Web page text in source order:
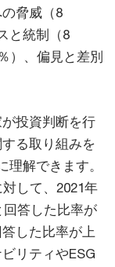
脅威（8
と統制（8
）、偏見と差別
投資判断を行
る取り組みを
解できます。
して、2021年
回答した比率が
した比率が上
リティやESG